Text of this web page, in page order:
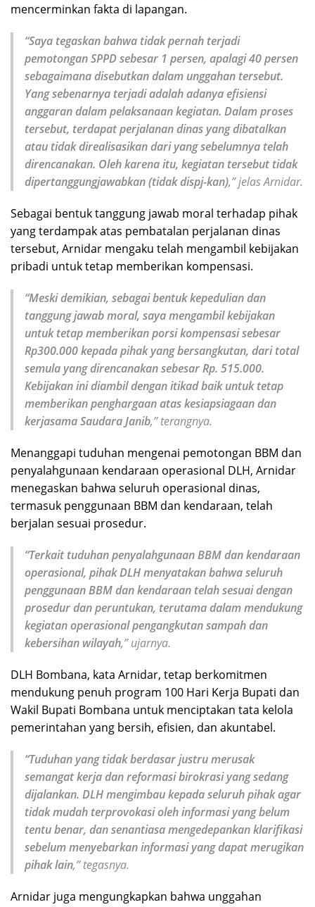
mencerminkan fakta di lapangan.
“Saya tegaskan bahwa tidak pernah terjadi
pemotongan SPPD sebesar 1 persen, apalagi 40 persen
sebagaimana disebutkan dalam unggahan tersebut.
Yang sebenarnya terjadi adalah adanya efisiensi
anggaran dalam pelaksanaan kegiatan. Dalam proses
tersebut, terdapat perjalanan dinas yang dibatalkan
atau tidak direalisasikan dari yang sebelumnya telah
direncanakan. Oleh karena itu, kegiatan tersebut tidak
dipertanggungjawabkan (tidak dispj-kan),” jelas Arnidar.
Sebagai bentuk tanggung jawab moral terhadap pihak
yang terdampak atas pembatalan perjalanan dinas
tersebut, Arnidar mengaku telah mengambil kebijakan
pribadi untuk tetap memberikan kompensasi.
“Meski demikian, sebagai bentuk kepedulian dan
tanggung jawab moral, saya mengambil kebijakan
untuk tetap memberikan porsi kompensasi sebesar
Rp300.000 kepada pihak yang bersangkutan, dari total
semula yang direncanakan sebesar Rp. 515.000.
Kebijakan ini diambil dengan itikad baik untuk tetap
memberikan penghargaan atas kesiapsiagaan dan
kerjasama Saudara Janib,” terangnya.
Menanggapi tuduhan mengenai pemotongan BBM dan
penyalahgunaan kendaraan operasional DLH, Arnidar
menegaskan bahwa seluruh operasional dinas,
termasuk penggunaan BBM dan kendaraan, telah
berjalan sesuai prosedur.
“Terkait tuduhan penyalahgunaan BBM dan kendaraan
operasional, pihak DLH menyatakan bahwa seluruh
penggunaan BBM dan kendaraan telah sesuai dengan
prosedur dan peruntukan, terutama dalam mendukung
kegiatan operasional pengangkutan sampah dan
kebersihan wilayah,” ujarnya.
DLH Bombana, kata Arnidar, tetap berkomitmen
mendukung penuh program 100 Hari Kerja Bupati dan
Wakil Bupati Bombana untuk menciptakan tata kelola
pemerintahan yang bersih, efisien, dan akuntabel.
“Tuduhan yang tidak berdasar justru merusak
semangat kerja dan reformasi birokrasi yang sedang
dijalankan. DLH mengimbau kepada seluruh pihak agar
tidak mudah terprovokasi oleh informasi yang belum
tentu benar, dan senantiasa mengedepankan klarifikasi
sebelum menyebarkan informasi yang dapat merugikan
pihak lain,” tegasnya.
Arnidar juga mengungkapkan bahwa unggahan